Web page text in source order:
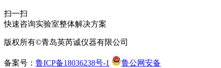
扫一扫
快速咨询实验室整体解决方案
版权所有©青岛英芮诚仪器有限公司
备案号： 鲁ICP备18036238号-1
鲁公网安备